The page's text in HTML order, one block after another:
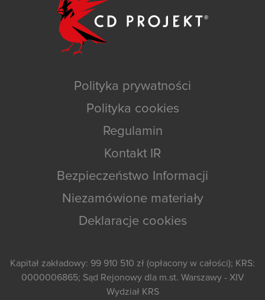
Polityka prywatności
Polityka cookies
Regulamin
Kontakt IR
Bezpieczeństwo Informacji
Niezamówione materiały
Deklaracje cookies
Kapitał zakładowy: 99 910 510 zł (opłacony w całości); KRS:
0000006865; Sąd Rejonowy dla m.st. Warszawy - XIV
Wydział KRS